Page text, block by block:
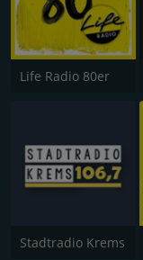
Life Radio 80er
Stadtradio Krems